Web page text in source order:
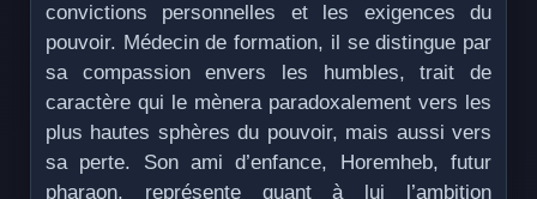
convictions personnelles et les exigences du
pouvoir. Médecin de formation, il se distingue par
sa compassion envers les humbles, trait de
caractère qui le mènera paradoxalement vers les
plus hautes sphères du pouvoir, mais aussi vers
sa perte. Son ami d’enfance, Horemheb, futur
pharaon, représente quant à lui l’ambition